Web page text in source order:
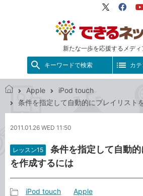
新たな一歩を応援するメディ
X（旧
キーワードで検索 カ
ネ
ト
Apple
iPod touch
条件を指定して自動的にプレイリスト
2011.01.26 WED 11:50
レッスン15
条件を指定して自動
を作成するには
iPod touch Apple